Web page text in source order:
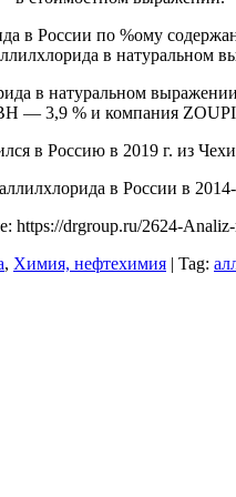
в России по %ому
в
в натуральном
— 3,9 % и компания
в Россию в 2019 г. из
в России в 2014-
https://drgroup.ru/2624-
, Химия, нефтехимия | Tag: